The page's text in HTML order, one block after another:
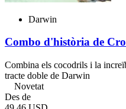
Darwin
Combo d'història de
Combina els cocodrils i la
tracte doble de Darwin
Novetat
Des de